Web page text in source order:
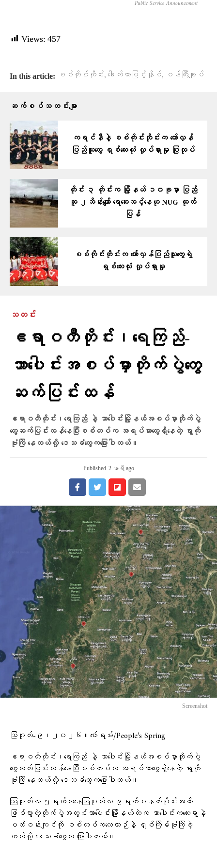
Public Service Announcement
Views: 457
In this article: စစ်ကိုင်းတိုင်း, ဒေါက်တာမြင့်နိုင်, ဝန်ကြီးချုပ်
ဆက်စပ်သတင်းများ
ကရင်နီနဲ့ စစ်ကိုင်းတိုင်းက တော်လှန်
ပြည်သူတွေ ရှစ်လေးလုံး လှုပ်ရှားမှု ပြုလုပ်
တိုင်း ၃ တိုင်းက မြို့နယ် ၁၀ခုမှာ ပြည်
သူ ၂သိန်းကျော် ရေဘေးသင့်နေဟု NUG ထုတ်
ပြန်
စစ်ကိုင်းတိုင်းက တော်လှန်ပြည်သူတွေရဲ့
ရှစ်လေးလုံး လှုပ်ရှားမှု
သတင်း
ဧရာဝတီတိုင်း၊ရေကြည်-
သာ​ပေါင်းအစပ်မှာတိုက်ပွဲတွေ
ဆက်ပြင်းထန်
ဧရာဝတီတိုင်း၊ရေကြည် နဲ့ သာပေါင်းမြို့နယ်အစပ်မှာတိုက်ပွဲ
တွေဆက်ပြင်းထန်နေပြီးစစ်တပ်က အရပ်သားတွေရှိနေတဲ့ ရွာကို
ဗုံးကြဲ‌ နေတယ်လို့ ​ဒေသခံ​တွေက​ပြောပါတယ်။
Published 2 နာရီ ago
Screenshot
သြဂုတ်-၉၊၂၀၂၆။ဇော်ရမ်း/People’s Spring
ဧရာဝတီတိုင်း၊ရေကြည် နဲ့ သာပေါင်းမြို့နယ်အစပ်မှာတိုက်ပွဲ
တွေဆက်ပြင်းထန်နေပြီးစစ်တပ်က အရပ်သားတွေရှိနေတဲ့ ရွာကို
ဗုံးကြဲ‌ နေတယ်လို့ ​ဒေသခံ​တွေက​ပြောပါတယ်။
ဩဂုတ်လ ၅ရက်ကနေဩဂုတ်လ ၉ရက်မနက်ပိုင်းအထိ
ဖြစ်ပွားတဲ့တိုက်ပွဲအတွင်းသာပေါင်းမြို့နယ်ထဲက သာပေါင်းကလေးရွာနဲ့
ပတ်ဝန်းကျင်ကို စစ်တပ်ကလေယာဉ်နဲ့ ရှစ်ကြိမ်ဗုံးကြဲခဲ့
တယ်လို့ ဒေသ‌ခံတွေက ပြောပါတယ်။